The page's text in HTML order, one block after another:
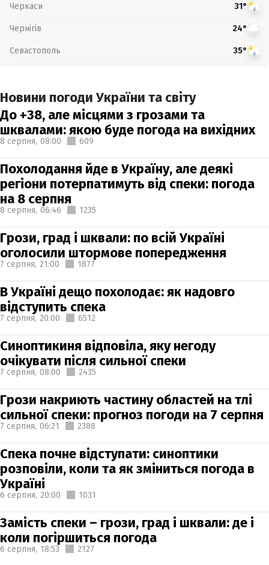
Черкаси 31°
Чернігів 24°
Севастополь 35°
Новини погоди України та світу
До +38, але місцями з грозами та
шквалами: якою буде погода на вихідних
8 серпня, 08:00 609
Похолодання йде в Україну, але деякі
регіони потерпатимуть від спеки: погода
на 8 серпня
8 серпня, 06:46 1235
Грози, град і шквали: по всій Україні
оголосили штормове попередження
7 серпня, 21:00 1877
В Україні дещо похолодає: як надовго
відступить спека
7 серпня, 20:00 6512
Синоптикиня відповіла, яку негоду
очікувати після сильної спеки
7 серпня, 08:00 2435
Грози накриють частину областей на тлі
сильної спеки: прогноз погоди на 7 серпня
7 серпня, 06:21 2388
Спека почне відступати: синоптики
розповіли, коли та як зміниться погода в
Україні
6 серпня, 20:00 1031
Замість спеки – грози, град і шквали: де і
коли погіршиться погода
6 серпня, 18:53 2127